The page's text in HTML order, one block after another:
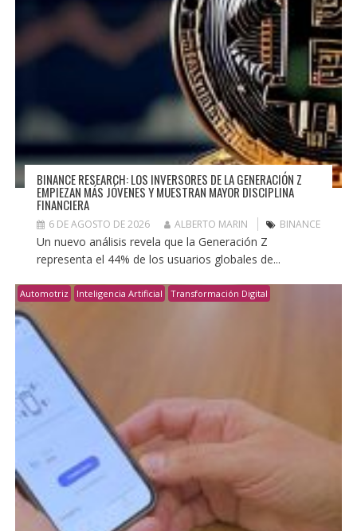
BINANCE RESEARCH: LOS INVERSORES DE LA GENERACIÓN Z
EMPIEZAN MÁS JÓVENES Y MUESTRAN MAYOR DISCIPLINA
FINANCIERA
6 DE AGOSTO DE 2026 ALBERTO MARIN BINANCE
Un nuevo análisis revela que la Generación Z
representa el 44% de los usuarios globales de...
Automotriz Inteligencia Artificial Transformación Digital